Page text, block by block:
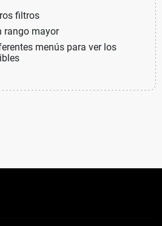
filtros
rango mayor
menús para ver los